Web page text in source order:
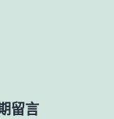
留言